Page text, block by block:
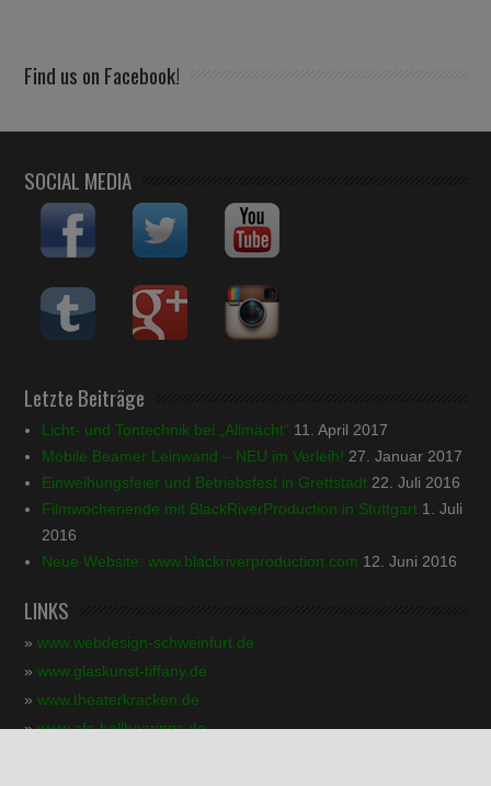
Find us on Facebook!
SOCIAL MEDIA
Letzte Beiträge
Licht- und Tontechnik bei „Allmächt“ 11. April 2017
Mobile Beamer Leinwand – NEU im Verleih! 27. Januar 2017
Einweihungsfeier und Betriebsfest in Grettstadt 22. Juli 2016
Filmwochenende mit BlackRiverProduction in Stuttgart 1. Juli
2016
Neue Website: www.blackriverproduction.com 12. Juni 2016
LINKS
»www.webdesign-schweinfurt.de
»www.glaskunst-tiffany.de
»www.theaterkracken.de
»www.afc-ballbearings.de